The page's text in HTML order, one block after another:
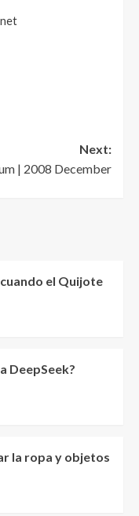
Next:
| 2008 December
el Quijote
DeepSeek?
la ropa y objetos